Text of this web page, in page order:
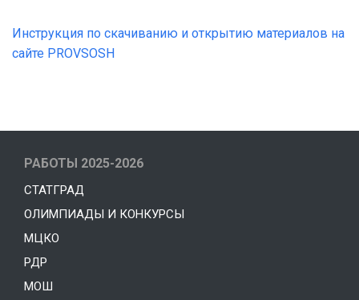
Инструкция по скачиванию и открытию материалов на
сайте PROVSOSH
РАБОТЫ 2025-2026
СТАТГРАД
ОЛИМПИАДЫ И КОНКУРСЫ
МЦКО
РДР
МОШ